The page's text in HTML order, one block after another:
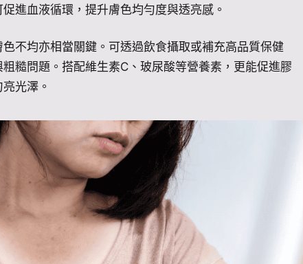
進血液循環，提升膚色均勻度與透亮感。
不均亦相當關鍵。可透過飲食攝取或補充高品質保健
糙問題。搭配維生素C、玻尿酸等營養素，更能促進膠
光澤。